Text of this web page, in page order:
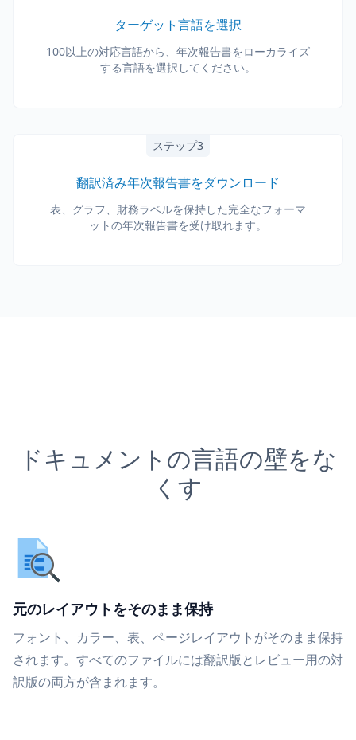
ターゲット言語を選択
100以上の対応言語から、年次報告書をローカライズ
する言語を選択してください。
ステップ3
翻訳済み年次報告書をダウンロード
表、グラフ、財務ラベルを保持した完全なフォーマ
ットの年次報告書を受け取れます。
ドキュメントの言語の壁をな
くす
元のレイアウトをそのまま保持
フォント、カラー、表、ページレイアウトがそのまま保持
されます。すべてのファイルには翻訳版とレビュー用の対
訳版の両方が含まれます。